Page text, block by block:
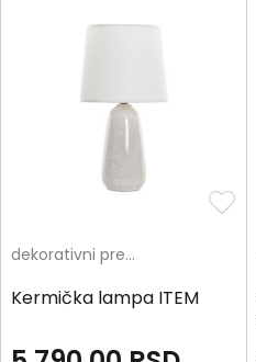
dekorativni predmeti
Kermička lampa ITEM